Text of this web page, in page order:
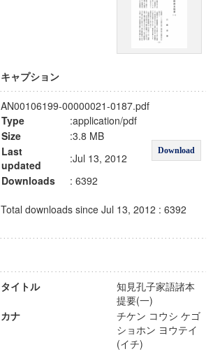
キャプション
AN00106199-00000021-0187.pdf
Type
:application/pdf
Download
Size
:3.8 MB
Last
updated
:Jul 13, 2012
Downloads
: 6392
Total downloads since Jul 13, 2012 : 6392
タイトル
知見孔子家語諸本
提要(一)
カナ
チケン コウシ ケゴ
ショホン ヨウテイ
(イチ)